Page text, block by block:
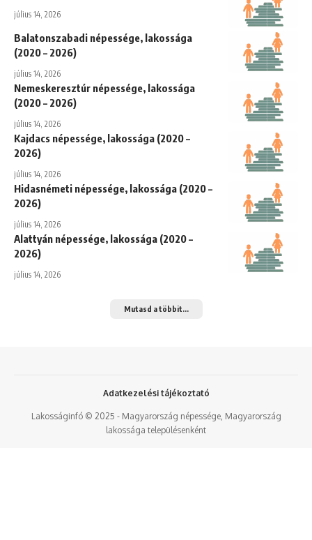
július 14, 2026
Balatonszabadi népessége, lakossága
(2020 – 2026)
július 14, 2026
Nemeskeresztúr népessége, lakossága
(2020 – 2026)
július 14, 2026
Kajdacs népessége, lakossága (2020 –
2026)
július 14, 2026
Hidasnémeti népessége, lakossága (2020 –
2026)
július 14, 2026
Alattyán népessége, lakossága (2020 –
2026)
július 14, 2026
Mutasd a többit...
Lakosságinfó © 2025 - Magyarország népessége, Magyarország
lakossága településenként
Adatkezelési tájékoztató